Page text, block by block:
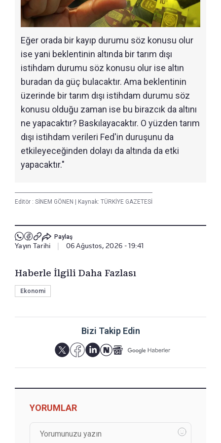
Eğer orada bir kayıp durumu söz konusu olur
ise yani beklentinin altında bir tarım dışı
istihdam durumu söz konusu olur ise altın
buradan da güç bulacaktır. Ama beklentinin
üzerinde bir tarım dışı istihdam durumu söz
konusu olduğu zaman ise bu birazcık da altını
ne yapacaktır? Baskılayacaktır. O yüzden tarım
dışı istihdam verileri Fed'in duruşunu da
etkileyeceğinden dolayı da altında da etki
yapacaktır."
Editör : SİNEM GÖNEN | Kaynak: TÜRKİYE GAZETESİ
Paylaş
Yayın Tarihi 06 Ağustos, 2026 - 19:41
Haberle İlgili Daha Fazlası
Ekonomi
Bizi Takip Edin
YORUMLAR